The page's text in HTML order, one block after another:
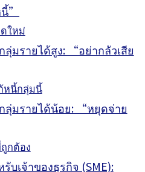
”
ใหม่
มรายได้สูง: “อย่ากลัวเสีย
หนี้กลุ่มนี้
ลุ่มรายได้น้อย: “หยุดจ่าย
กต้อง
บเจ้าของธุรกิจ (SME):